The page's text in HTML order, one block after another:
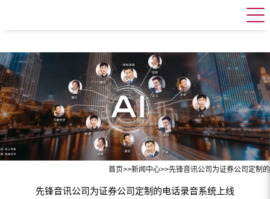
首页>>新闻中心>>先锋音讯公司为证券公司定制
先锋音讯公司为证券公司定制的电话录音系统上线